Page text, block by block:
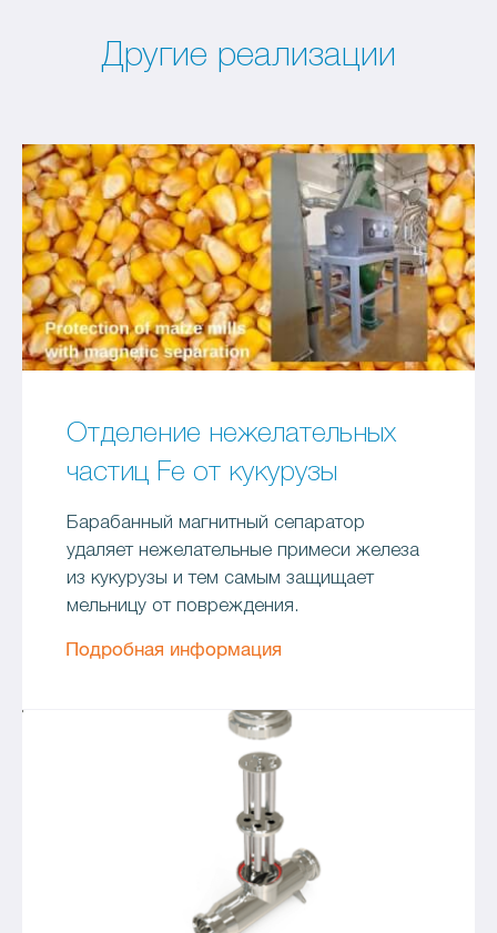
Другие реализации
Отделение нежелательных
частиц Fe от кукурузы
Барабанный магнитный сепаратор
удаляет нежелательные примеси железа
из кукурузы и тем самым защищает
мельницу от повреждения.
Подробная информация